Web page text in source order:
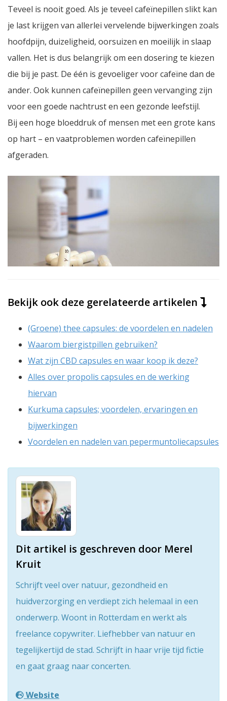
Teveel is nooit goed. Als je teveel cafeïnepillen slikt kan
je last krijgen van allerlei vervelende bijwerkingen zoals
hoofdpijn, duizeligheid, oorsuizen en moeilijk in slaap
vallen. Het is dus belangrijk om een dosering te kiezen
die bij je past. De één is gevoeliger voor cafeïne dan de
ander. Ook kunnen cafeïnepillen geen vervanging zijn
voor een goede nachtrust en een gezonde leefstijl.
Bij een hoge bloeddruk of mensen met een grote kans
op hart – en vaatproblemen worden cafeïnepillen
afgeraden.
Bekijk ook deze gerelateerde artikelen
(Groene) thee capsules: de voordelen en nadelen
Waarom biergistpillen gebruiken?
Wat zijn CBD capsules en waar koop ik deze?
Alles over propolis capsules en de werking
hiervan
Kurkuma capsules; voordelen, ervaringen en
bijwerkingen
Voordelen en nadelen van pepermuntoliecapsules
Dit artikel is geschreven door Merel
Kruit
Schrijft veel over natuur, gezondheid en
huidverzorging en verdiept zich helemaal in een
onderwerp. Woont in Rotterdam en werkt als
freelance copywriter. Liefhebber van natuur en
tegelijkertijd de stad. Schrijft in haar vrije tijd fictie
en gaat graag naar concerten.
Website